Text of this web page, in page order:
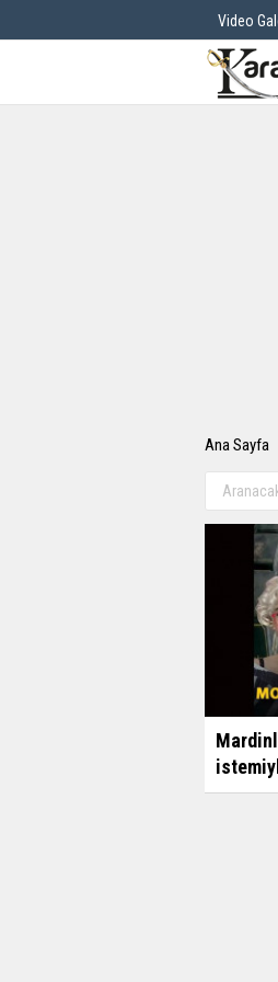
Video
Ana Sayfa